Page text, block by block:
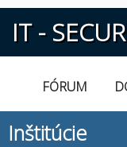
IT -
FÓRUM
Inštitúcie